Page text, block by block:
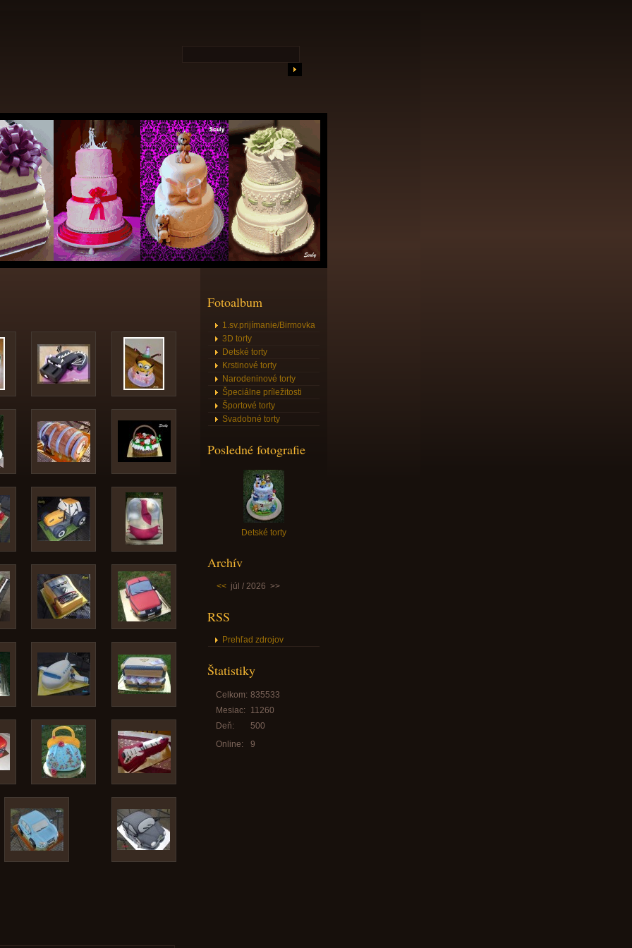
Fotoalbum
1.sv.prijímanie/Birmovka
3D torty
Detské torty
Krstinové torty
Narodeninové torty
Špeciálne príležitosti
Športové torty
Svadobné torty
Posledné fotografie
Detské torty
Archív
<< júl / 2026 >>
RSS
Prehľad zdrojov
Štatistiky
Online: 9
Celkom: 835533
Mesiac: 11260
Deň:
500